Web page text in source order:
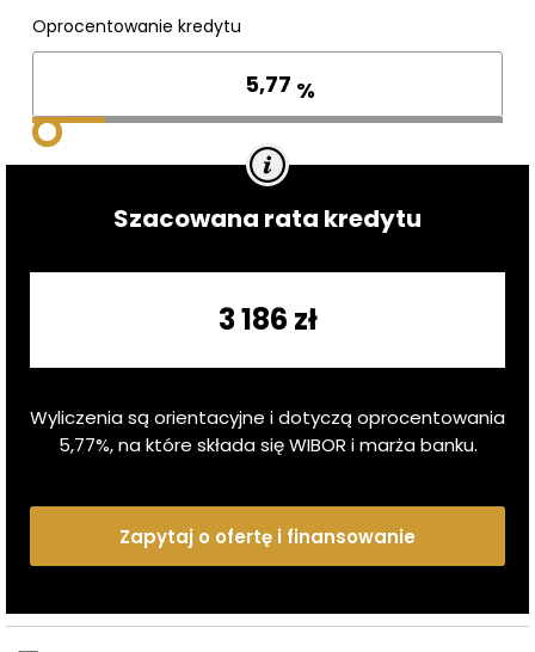
Oprocentowanie kredytu
%
Szacowana rata kredytu
3 186 zł
Wyliczenia są orientacyjne i dotyczą oprocentowania
5,77%, na które składa się WIBOR i marża banku.
Zapytaj o ofertę i finansowanie